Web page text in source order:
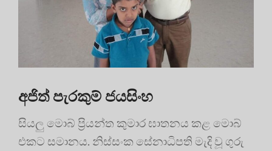
අජිත් පැරකුම් ජයසිංහ
සියලු මොබ් ප්‍රියන්ත කුමාර ඝාතනය කළ මොබ්
එකට සමානය. නිස්සංක සේනාධිපති මැදි වූ ගුරු